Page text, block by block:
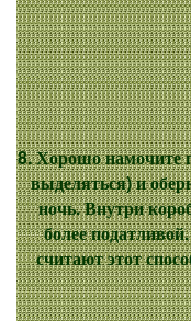
8. Хорошо намочите
выделяться) и
ночь. Внутри
более
считают этот